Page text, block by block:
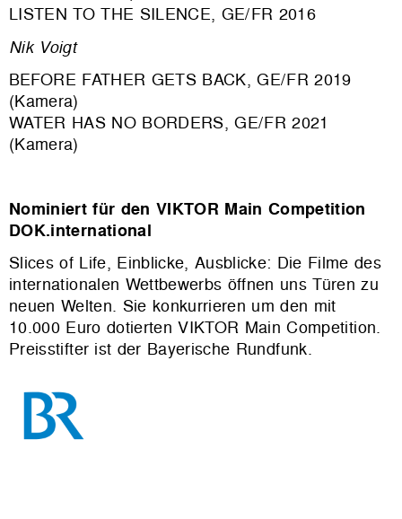
LISTEN TO THE SILENCE, GE/FR 2016
Nik Voigt
BEFORE FATHER GETS BACK, GE/FR 2019
(Kamera)
WATER HAS NO BORDERS, GE/FR 2021
(Kamera)
Nominiert für den VIKTOR Main Competition
DOK.international
Slices of Life, Einblicke, Ausblicke: Die Filme des
internationalen Wettbewerbs öffnen uns Türen zu
neuen Welten. Sie konkurrieren um den mit
10.000 Euro dotierten VIKTOR Main Competition.
Preisstifter ist der Bayerische Rundfunk.